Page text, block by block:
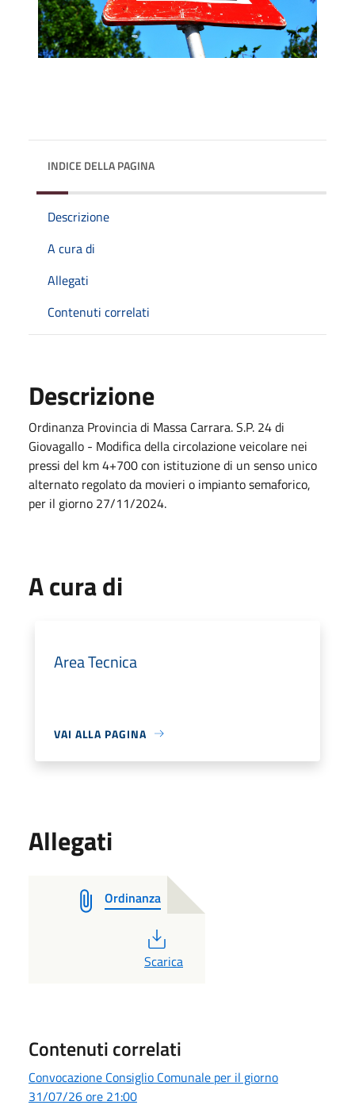
INDICE DELLA PAGINA
Descrizione
A cura di
Allegati
Contenuti correlati
Descrizione
Ordinanza Provincia di Massa Carrara. S.P. 24 di
Giovagallo - Modifica della circolazione veicolare nei
pressi del km 4+700 con istituzione di un senso unico
alternato regolato da movieri o impianto semaforico,
per il giorno 27/11/2024.
A cura di
Area Tecnica
VAI ALLA PAGINA
Allegati
Ordinanza
PDF
Scarica
Contenuti correlati
Convocazione Consiglio Comunale per il giorno
31/07/26 ore 21:00